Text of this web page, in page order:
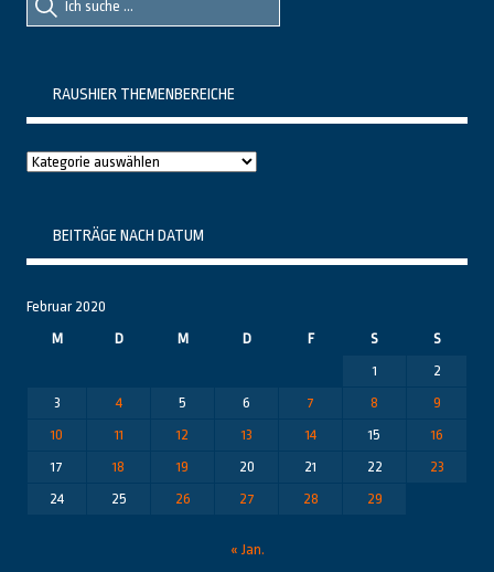
nach::
nach:
RAUSHIER THEMENBEREICHE
Raushier
BEITRÄGE NACH DATUM
Februar 2020
M
D M D F S
S
1
2
3
4 5 6 7 8
9
10
11 12 13 14 15
16
17
18 19 20 21 22
23
24
25 26 27 28 29
« Jan.